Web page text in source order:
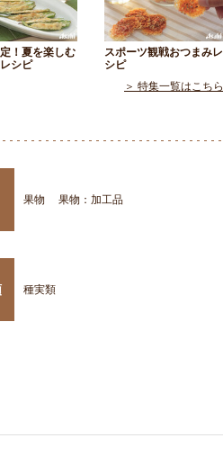
！夏を楽しむ
シピ
スポーツ観戦おつまみレ
シピ
＞ 特集一覧はこちら
果物 果物：加工品
種実類